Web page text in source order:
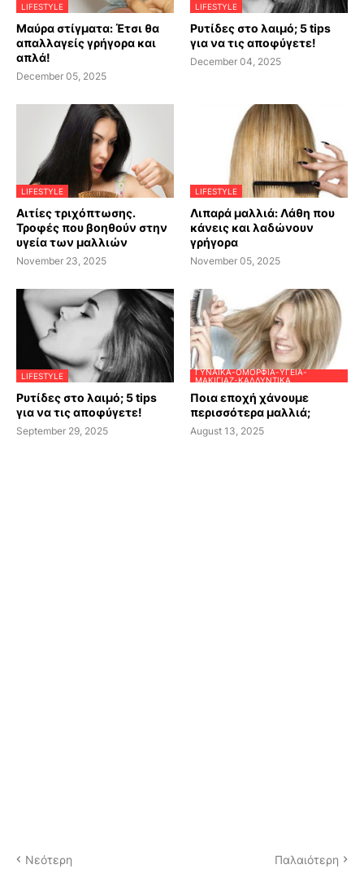
LIFESTYLE
Μαύρα στίγματα: Έτσι θα
απαλλαγείς γρήγορα και
απλά!
December 05, 2025
LIFESTYLE
Ρυτίδες στο λαιμό; 5 tips
για να τις αποφύγετε!
December 04, 2025
LIFESTYLE
Αιτίες τριχόπτωσης.
Τροφές που βοηθούν στην
υγεία των μαλλιών
November 23, 2025
LIFESTYLE
Λιπαρά μαλλιά: Λάθη που
κάνεις και λαδώνουν
γρήγορα
November 05, 2025
LIFESTYLE
Ρυτίδες στο λαιμό; 5 tips
για να τις αποφύγετε!
September 29, 2025
ΓΥΝΑΊΚΑ-ΟΜΟΡΦΙΆ-ΥΓΕΊΑ-
ΜΑΚΙΓΙΆΖ-ΚΑΛΛΥΝΤΙΚΆ
Ποια εποχή χάνουμε
περισσότερα μαλλιά;
August 13, 2025
Νεότερη Παλαιότερη